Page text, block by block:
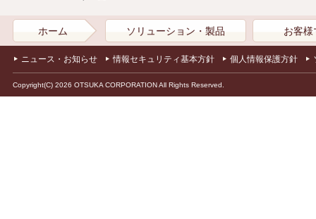
ホーム ソリューション・製品 お客様
ニュース・お知らせ 情報セキュリティ基本方針 個人情報保護方針
Copyright(C) 2026 OTSUKA CORPORATION All Rights Reserved.